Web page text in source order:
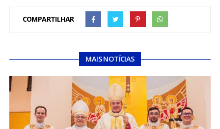
COMPARTILHAR
MAIS NOTÍCIAS